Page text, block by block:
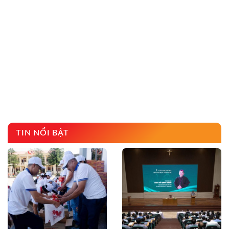
TIN NỔI BẬT